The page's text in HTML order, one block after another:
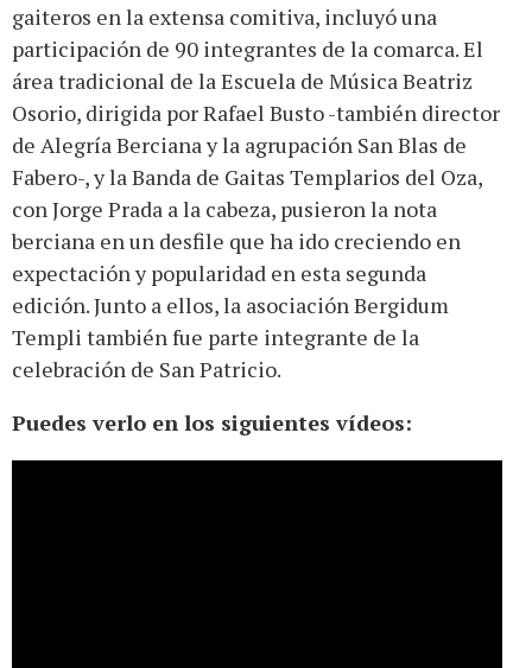
gaiteros en la extensa comitiva, incluyó una
participación de 90 integrantes de la comarca. El
área tradicional de la Escuela de Música Beatriz
Osorio, dirigida por Rafael Busto -también director
de Alegría Berciana y la agrupación San Blas de
Fabero-, y la Banda de Gaitas Templarios del Oza,
con Jorge Prada a la cabeza, pusieron la nota
berciana en un desfile que ha ido creciendo en
expectación y popularidad en esta segunda
edición. Junto a ellos, la asociación Bergidum
Templi también fue parte integrante de la
celebración de San Patricio.
Puedes verlo en los siguientes vídeos: